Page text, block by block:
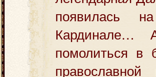
появилась
помолиться в
православной